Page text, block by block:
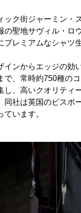
ック街ジャーミン・
の聖地サヴィル・ロ
プレミアムなシャツ
インからエッジの効
で、常時約750種の
し、高いクオリティ
同社は英国のビスポ
います。